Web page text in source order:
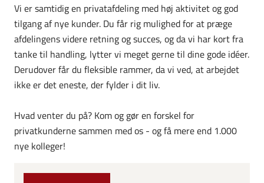
Vi er samtidig en privatafdeling med høj aktivitet og god
tilgang af nye kunder. Du får rig mulighed for at præge
afdelingens videre retning og succes, og da vi har kort fra
tanke til handling, lytter vi meget gerne til dine gode idéer.
Derudover får du fleksible rammer, da vi ved, at arbejdet
ikke er det eneste, der fylder i dit liv.
Hvad venter du på? Kom og gør en forskel for
privatkunderne sammen med os - og få mere end 1.000
nye kolleger!